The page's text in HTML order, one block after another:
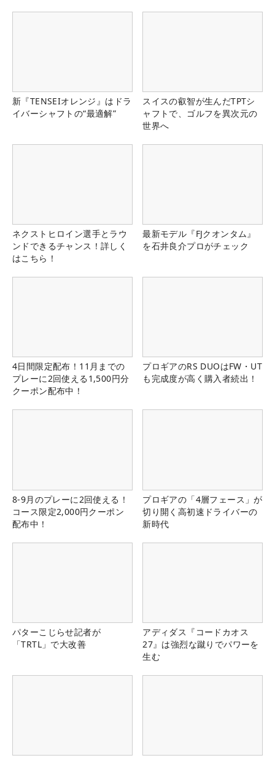
新『TENSEIオレンジ』はドラ
イバーシャフトの“最適解”
スイスの叡智が生んだTPTシ
ャフトで、ゴルフを異次元の
世界へ
ネクストヒロイン選手とラウ
ンドできるチャンス！詳しく
はこちら！
最新モデル『FJクオンタム』
を石井良介プロがチェック
4日間限定配布！11月までの
プレーに2回使える1,500円分
クーポン配布中！
プロギアのRS DUOはFW・UT
も完成度が高く購入者続出！
8-9月のプレーに2回使える！
コース限定2,000円クーポン
配布中！
プロギアの「4層フェース」が
切り開く高初速ドライバーの
新時代
パターこじらせ記者が
「TRTL」で大改善
アディダス『コードカオス
27』は強烈な蹴りでパワーを
生む